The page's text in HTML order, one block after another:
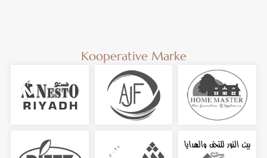
Kooperative Marke